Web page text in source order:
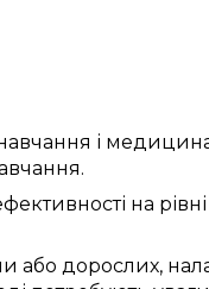
і
на
або дорослих,